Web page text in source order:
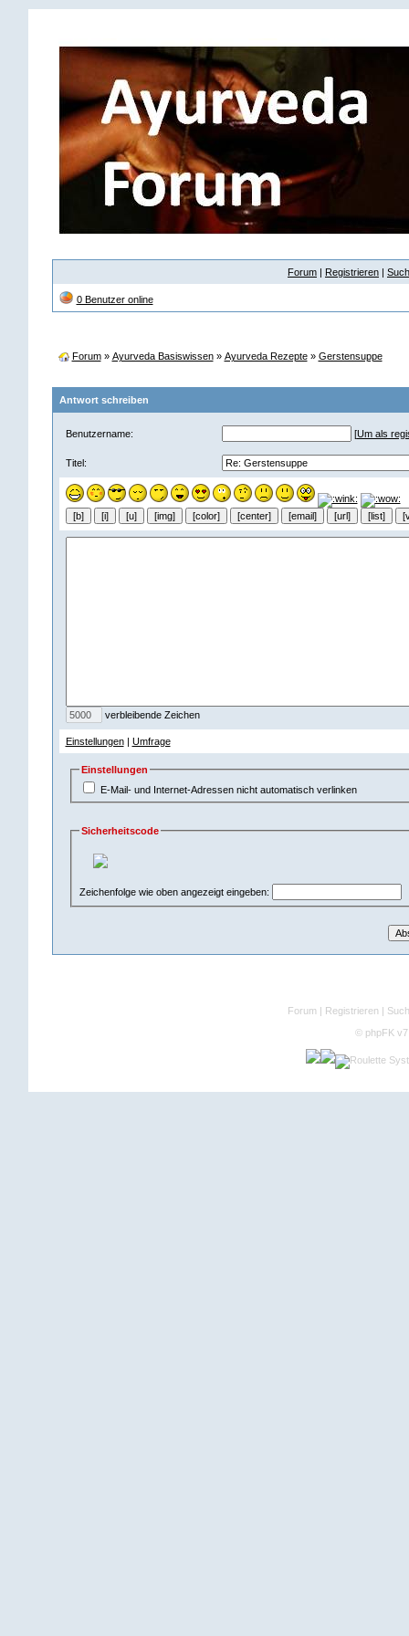
Forum | Registrieren |
0 Benutzer online
Forum» Ayurveda Basiswissen» Ayurveda Rezepte» Gerstensuppe
Antwort schreiben
Benutzername: [Um als
Titel:
verbleibende Zeichen
Einstellungen| Umfrage
Einstellungen
E-Mail- und Internet-Adressen nicht automatisch verlinken
Sicherheitscode
Zeichenfolge wie oben angezeigt eingeben:
Forum | Registrieren |
© phpFK